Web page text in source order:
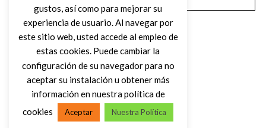
VOLVER AL INICIO
gustos, así como para mejorar su
experiencia de usuario. Al navegar por
este sitio web, usted accede al empleo de
estas cookies. Puede cambiar la
configuración de su navegador para no
aceptar su instalación u obtener más
información en nuestra política de
cookies
Aceptar Nuestra Política